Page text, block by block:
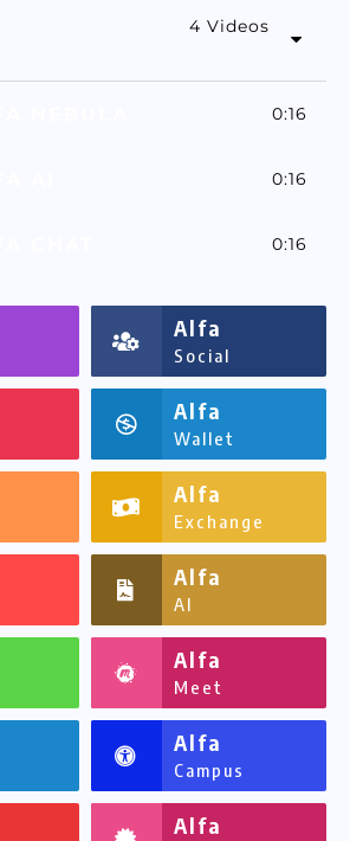
4 Videos
0:16
0:16
0:16
0:16
Alfa
Social
Alfa
Wallet
Alfa
Exchange
Alfa
AI
Alfa
Meet
Alfa
Campus
Alfa